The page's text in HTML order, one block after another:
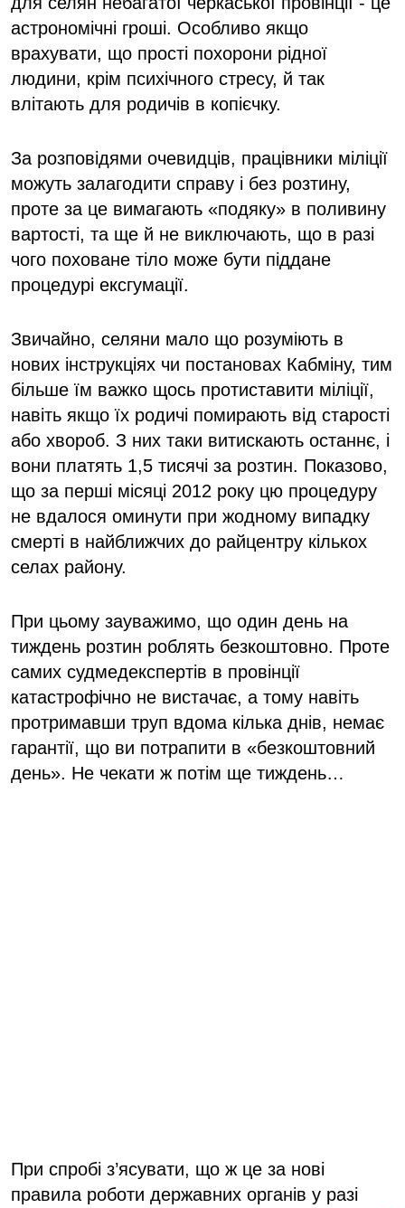
астрономічні гроші. Особливо якщо
врахувати, що прості похорони рідної
людини, крім психічного стресу, й так
влітають для родичів в копієчку.
За розповідями очевидців, працівники міліції
можуть залагодити справу і без розтину,
проте за це вимагають «подяку» в поливину
вартості, та ще й не виключають, що в разі
чого поховане тіло може бути піддане
процедурі ексгумації.
Звичайно, селяни мало що розуміють в
нових інструкціях чи постановах Кабміну, тим
більше їм важко щось протиставити міліції,
навіть якщо їх родичі помирають від старості
або хвороб. З них таки витискають останнє, і
вони платять 1,5 тисячі за розтин. Показово,
що за перші місяці 2012 року цю процедуру
не вдалося оминути при жодному випадку
смерті в найближчих до райцентру кількох
селах району.
При цьому зауважимо, що один день на
тиждень розтин роблять безкоштовно. Проте
самих судмедекспертів в провінції
катастрофічно не вистачає, а тому навіть
протримавши труп вдома кілька днів, немає
гарантії, що ви потрапити в «безкоштовний
день». Не чекати ж потім ще тиждень…
При спробі з’ясувати, що ж це за нові
правила роботи державних органів у разі